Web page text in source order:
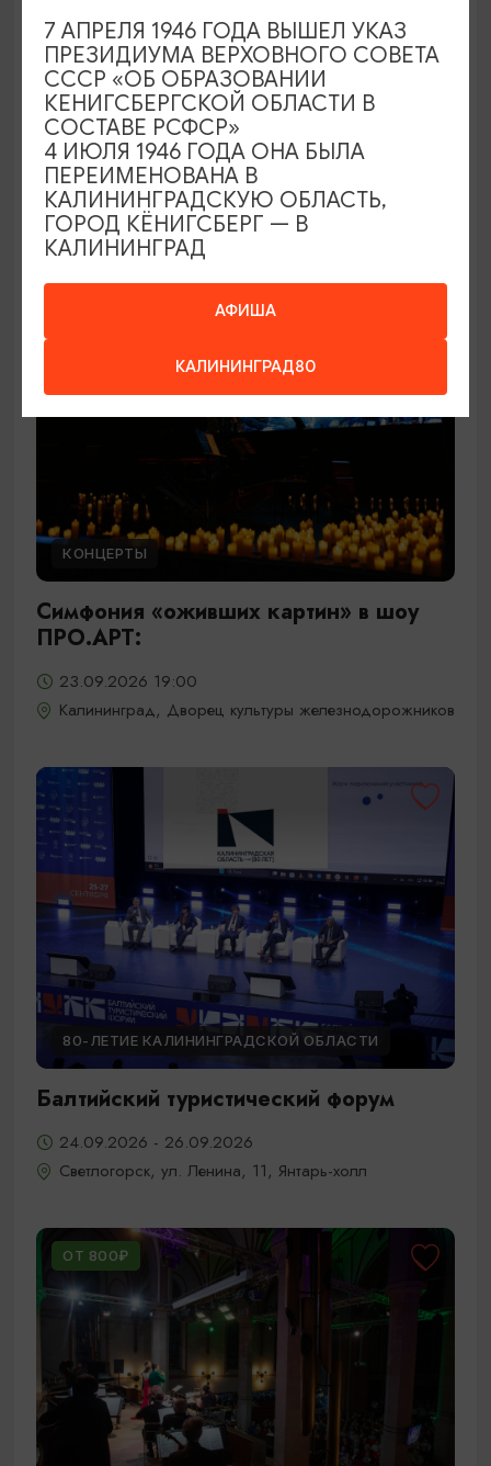
80-ЛЕТИЕ КАЛИНИНГРАДСКОЙ ОБЛАСТИ
Калининград: Назад в будущее
21.09.2026 19:00
Калининград, Калининградский театр эстрады
КОНЦЕРТЫ
Симфония «оживших картин» в шоу
ПРО.АРТ:
23.09.2026 19:00
Калининград, Дворец культуры железнодорожников
80-ЛЕТИЕ КАЛИНИНГРАДСКОЙ ОБЛАСТИ
Балтийский туристический форум
24.09.2026 - 26.09.2026
Светлогорск, ул. Ленина, 11, Янтарь-холл
ОТ 800₽
АФИША
КАЛИНИНГРАД80
7 АПРЕЛЯ 1946 ГОДА ВЫШЕЛ УКАЗ
ПРЕЗИДИУМА ВЕРХОВНОГО СОВЕТА
СССР «ОБ ОБРАЗОВАНИИ
КЕНИГСБЕРГСКОЙ ОБЛАСТИ В
СОСТАВЕ РСФСР»
4 ИЮЛЯ 1946 ГОДА ОНА БЫЛА
ПЕРЕИМЕНОВАНА В
КАЛИНИНГРАДСКУЮ ОБЛАСТЬ,
ГОРОД КЁНИГСБЕРГ — В
КАЛИНИНГРАД